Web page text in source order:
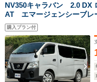
NV350キャラバン 2.0
AT エマージェンシーブ
ESC ABS パワステ PW
オ AM/FM 積載1000kg 集
購入プラン付